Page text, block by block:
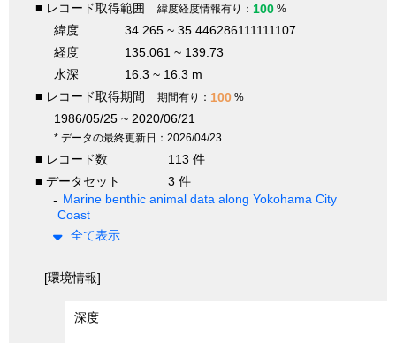
■ レコード取得範囲 緯度経度情報有り： 100 %
緯度
34.265 ~ 35.446286111111107
経度
135.061 ~ 139.73
水深
16.3 ~ 16.3 m
■ レコード取得期間
期間有り： 100 %
1986/05/25 ~ 2020/06/21
* データの最終更新日：2026/04/23
■ レコード数
113 件
■ データセット
3 件
Marine benthic animal data along Yokohama City
Coast
全て表示
[環境情報]
深度